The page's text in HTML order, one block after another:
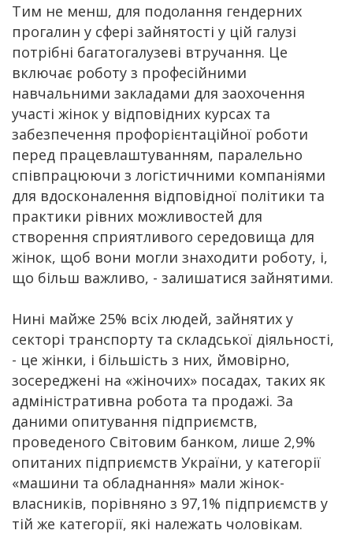
Тим не менш, для подолання гендерних
прогалин у сфері зайнятості у цій галузі
потрібні багатогалузеві втручання. Це
включає роботу з професійними
навчальними закладами для заохочення
участі жінок у відповідних курсах та
забезпечення профорієнтаційної роботи
перед працевлаштуванням, паралельно
співпрацюючи з логістичними компаніями
для вдосконалення відповідної політики та
практики рівних можливостей для
створення сприятливого середовища для
жінок, щоб вони могли знаходити роботу, і,
що більш важливо, - залишатися зайнятими.
Нині майже 25% всіх людей, зайнятих у
секторі транспорту та складської діяльності,
- це жінки, і більшість з них, ймовірно,
зосереджені на «жіночих» посадах, таких як
адміністративна робота та продажі. За
даними опитування підприємств,
проведеного Світовим банком, лише 2,9%
опитаних підприємств України, у категорії
«машини та обладнання» мали жінок-
власників, порівняно з 97,1% підприємств у
тій же категорії, які належать чоловікам.